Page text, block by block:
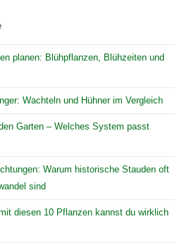
planen: Blühpflanzen, Blühzeiten und
Wachteln und Hühner im Vergleich
Garten – Welches System passt
Warum historische Stauden oft
sind
diesen 10 Pflanzen kannst du wirklich